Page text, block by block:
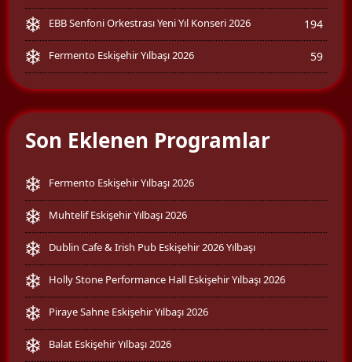
EBB Senfoni Orkestrası Yeni Yıl Konseri 2026 194
Fermento Eskişehir Yılbaşı 2026 59
Son Eklenen Programlar
Fermento Eskişehir Yılbaşı 2026
Muhtelif Eskişehir Yılbaşı 2026
Dublin Cafe & Irish Pub Eskişehir 2026 Yılbaşı
Holly Stone Performance Hall Eskişehir Yılbaşı 2026
Piraye Sahne Eskişehir Yılbaşı 2026
Balat Eskişehir Yılbaşı 2026